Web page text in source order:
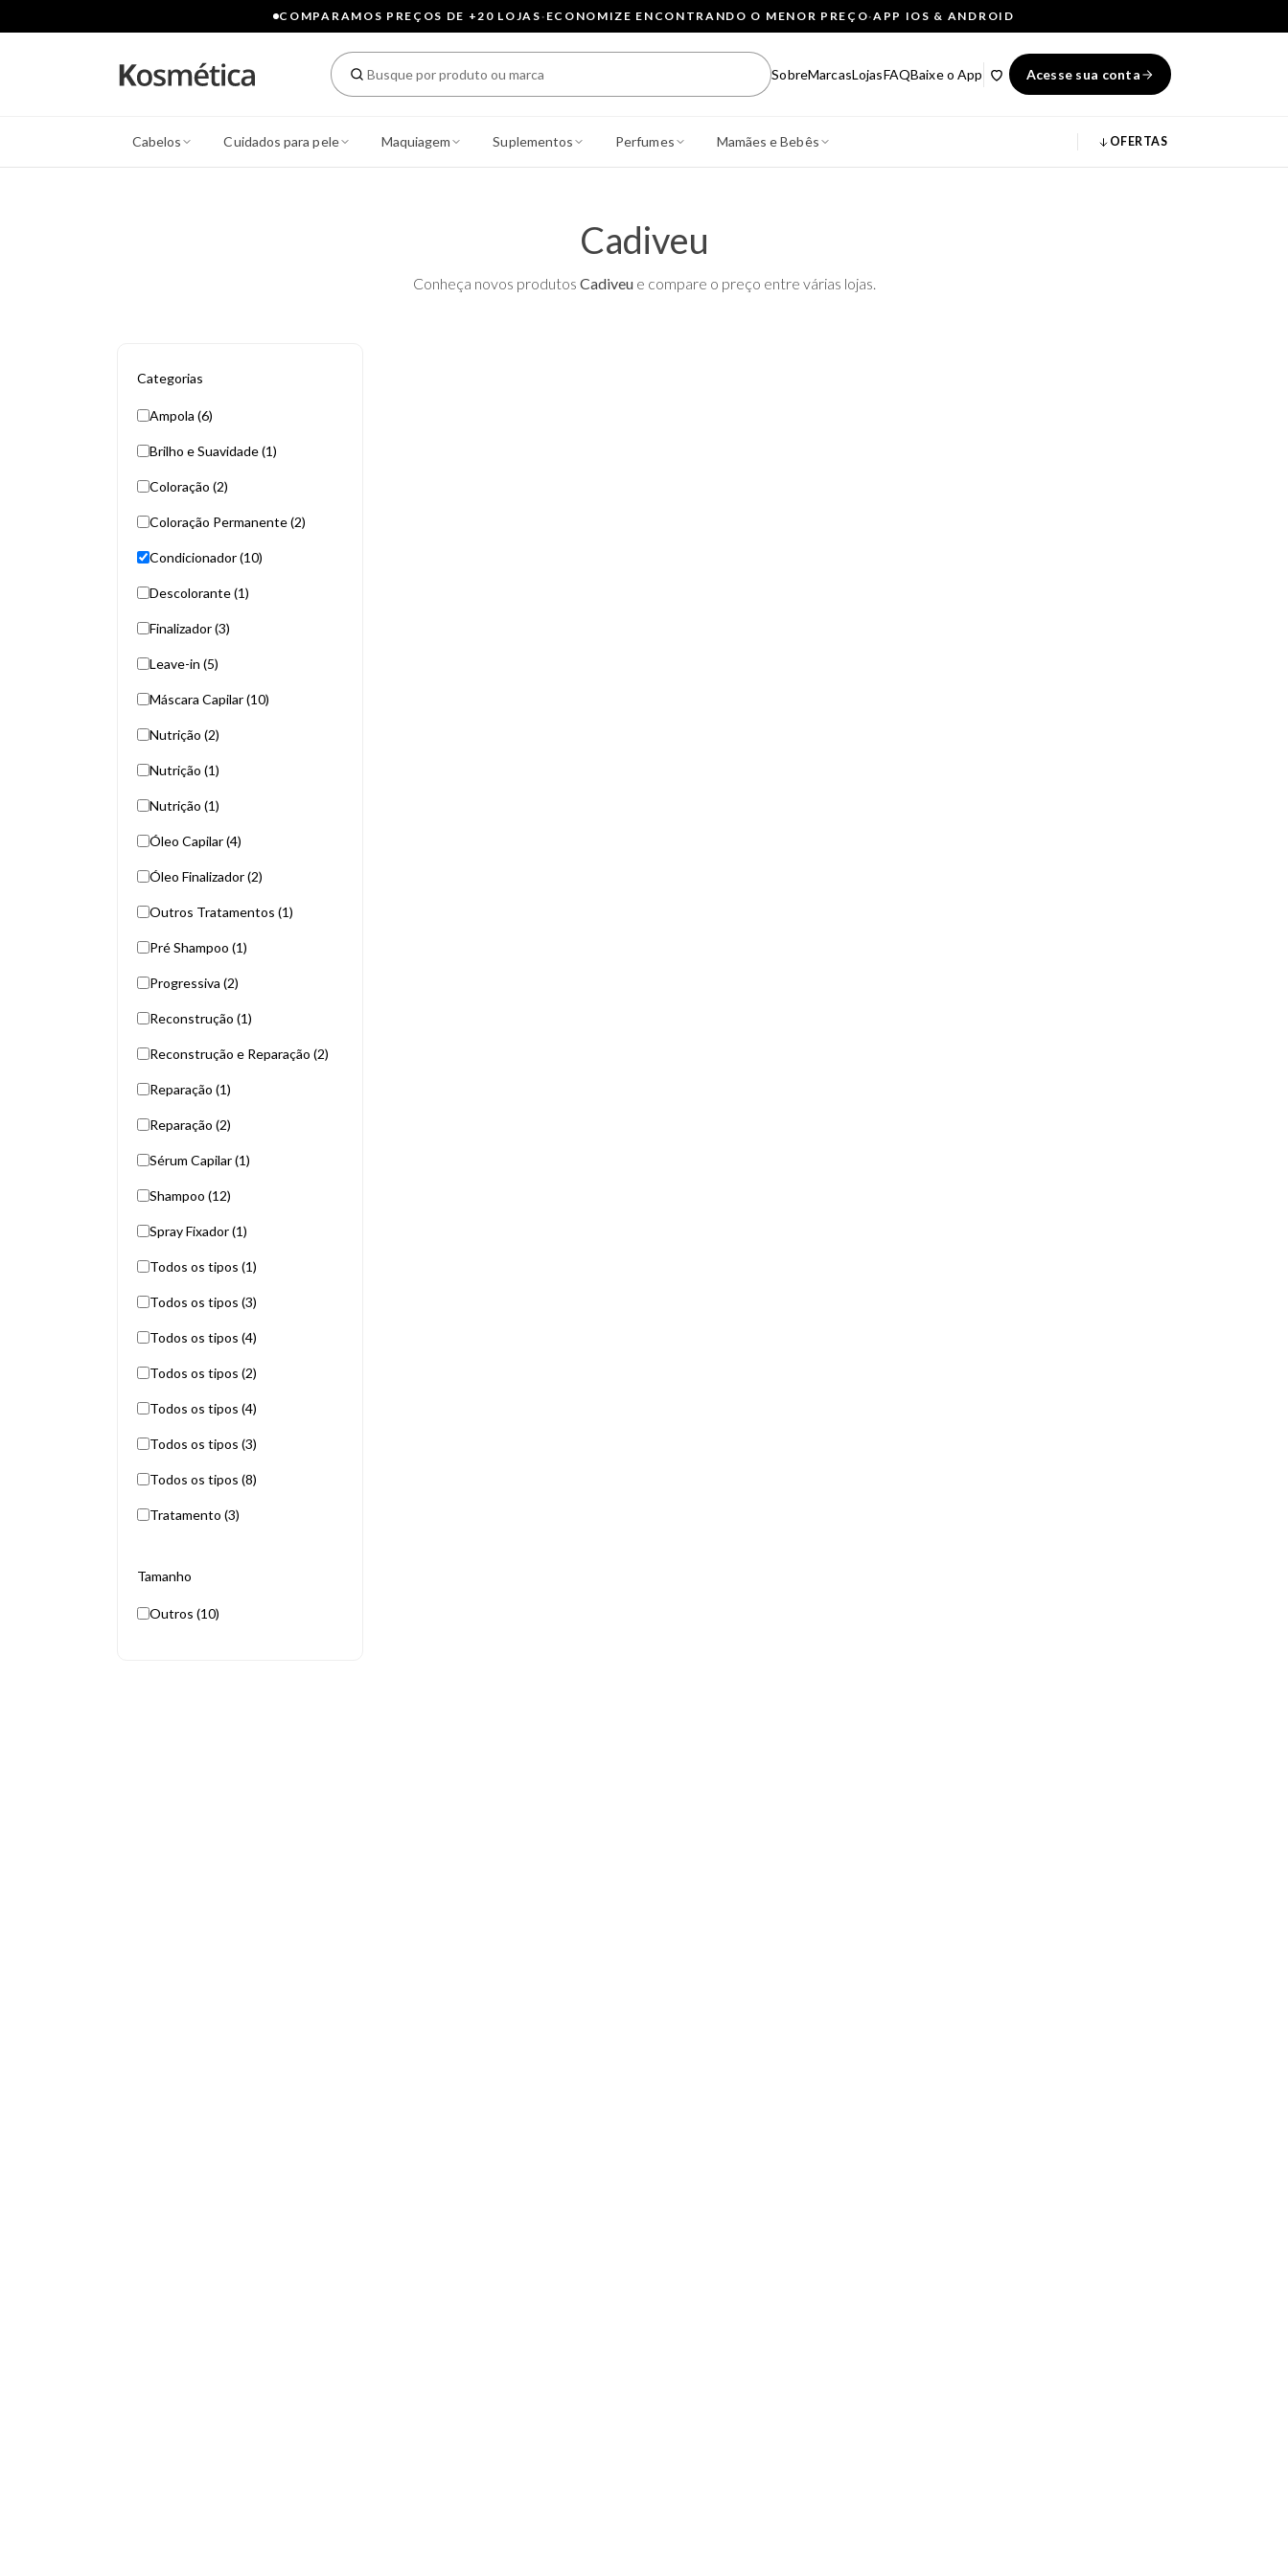
COMPARAMOS PREÇOS DE +20 LOJAS· ECONOMIZE ENCONTRANDO O MENOR PREÇO·APP IOS & ANDROID
SobreMarcasLojasFAQBaixe o App Acesse sua conta
Cabelos Cuidados para pele Maquiagem Suplementos Perfumes Mamães e Bebês OFERTAS
Cadiveu
Conheça novos produtos Cadiveue compare o preço entre várias lojas.
Categorias
Ampola (6)
Brilho e Suavidade (1)
Coloração (2)
Coloração Permanente (2)
Condicionador (10)
Descolorante (1)
Finalizador (3)
Leave-in (5)
Máscara Capilar (10)
Nutrição (2)
Nutrição (1)
Nutrição (1)
Óleo Capilar (4)
Óleo Finalizador (2)
Outros Tratamentos (1)
Pré Shampoo (1)
Progressiva (2)
Reconstrução (1)
Reconstrução e Reparação (2)
Reparação (1)
Reparação (2)
Sérum Capilar (1)
Shampoo (12)
Spray Fixador (1)
Todos os tipos (1)
Todos os tipos (3)
Todos os tipos (4)
Todos os tipos (2)
Todos os tipos (4)
Todos os tipos (3)
Todos os tipos (8)
Tratamento (3)
Tamanho
Outros (10)